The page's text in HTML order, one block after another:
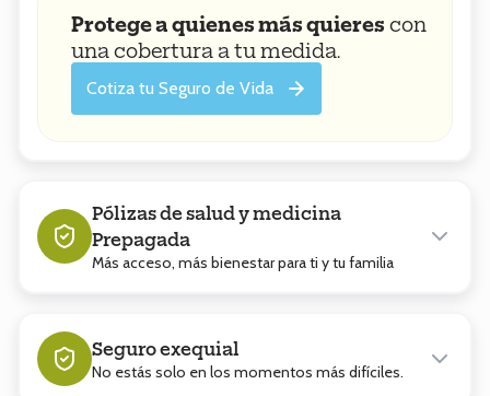
Protege a quienes más quieres con
una cobertura a tu medida.
Cotiza tu Seguro de Vida
Pólizas de salud y medicina
Prepagada
Más acceso, más bienestar para ti y tu familia
Tu bienestar merece más que lo
Seguro exequial
No estás solo en los momentos más difíciles.